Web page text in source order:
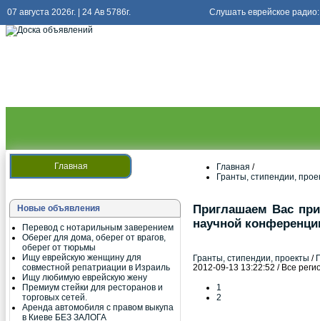
07 августа 2026г. | 24 Ав 5786г. Слушать еврейское радио:
Слушать
Главная /
Гранты, стипендии,
Приглашаем Вас
научной
Гранты, стипендии, проекты /
2012-09-13 13:22:52 / Все
1
2
Главная
Новые объявления
Перевод с нотарильным заверением
Оберег для дома, оберег от врагов,
оберег от тюрьмы
Ищу еврейскую женщину для
совместной репатриации в Израиль
Ищу любимую еврейскую жену
Премиум стейки для ресторанов и
торговых сетей.
Аренда автомобиля с правом выкупа
в Киеве БЕЗ ЗАЛОГА